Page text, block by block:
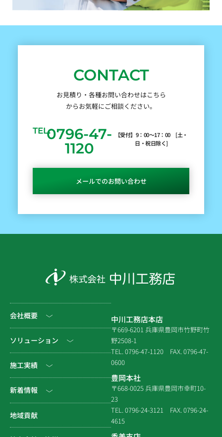
CONTACT
お見積り・各種お問い合わせはこちら
からお気軽にご相談ください。
TEL.0796-47-
1120
【受付】9：00～17：00 [土・
日・祝日除く]
メールでのお問い合わせ
会社概要
社長挨拶
会社沿革
拠点一覧
ソリューション
公共工事
住宅関連
施工実績
土木
建築（民間）
新着情報
NEWS & EVENT
地域貢献
中川工務店本店
〒669-6201 兵庫県豊岡市竹野町竹
野2508-1
TEL. 0796-47-1120 FAX. 0796-47-
0600
豊岡本社
〒668-0025 兵庫県豊岡市幸町10-
23
TEL. 0796-24-3121 FAX. 0796-24-
4615